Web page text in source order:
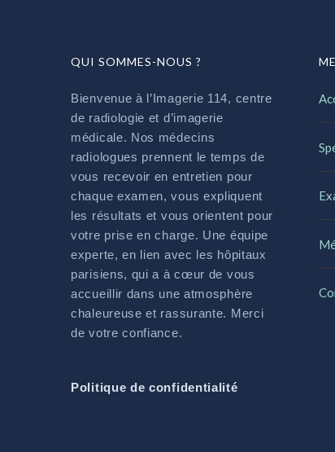
QUI SOMMES-NOUS ?
Bienvenue à l’Imagerie 114, centre
de radiologie et d’imagerie
médicale. Nos médecins
radiologues prennent le temps de
vous recevoir en entretien pour
chaque examen, vous expliquent
les résultats et vous orientent pour
votre prise en charge. Une équipe
experte, en lien avec les hôpitaux
parisiens, qui a à cœur de vous
accueillir dans une atmosphère
chaleureuse et rassurante. Merci
de votre confiance.
Politique de confidentialité